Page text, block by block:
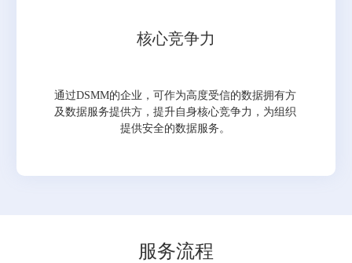
核心竞争力
通过DSMM的企业，可作为高度受信的数据拥有方
及数据服务提供方，提升自身核心竞争力，为组织
提供安全的数据服务。
服务流程